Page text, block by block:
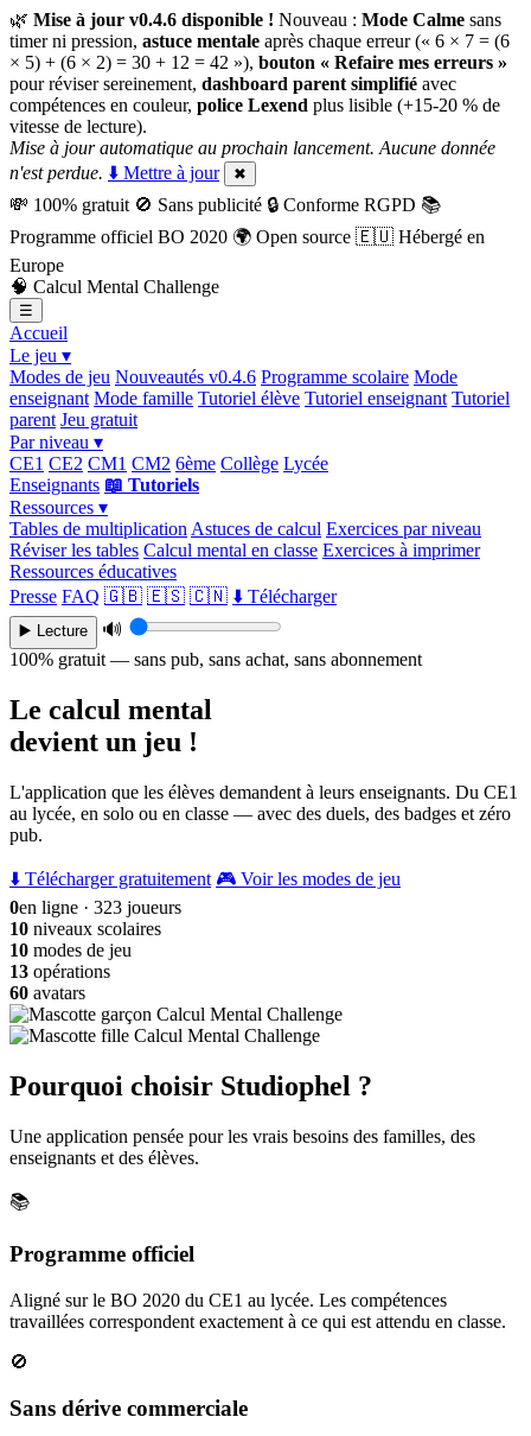
🌿 Mise à jour v0.4.6 disponible ! Nouveau : Mode Calme sans
timer ni pression, astuce mentale après chaque erreur (« 6 × 7 = (6
× 5) + (6 × 2) = 30 + 12 = 42 »), bouton « Refaire mes erreurs »
pour réviser sereinement, dashboard parent simplifié avec
compétences en couleur, police Lexend plus lisible (+15-20 % de
vitesse de lecture).
Mise à jour automatique au prochain lancement. Aucune donnée
n'est perdue. ⬇️ Mettre à jour ✖
💸 100% gratuit 🚫 Sans publicité 🔒 Conforme RGPD 📚
Programme officiel BO 2020 🌍 Open source 🇪🇺 Hébergé en
Europe
🧠 Calcul Mental Challenge
☰
Accueil
Le jeu ▾
Modes de jeu Nouveautés v0.4.6 Programme scolaire Mode
enseignant Mode famille Tutoriel élève Tutoriel enseignant Tutoriel
parent Jeu gratuit
Par niveau ▾
CE1 CE2 CM1 CM2 6ème Collège Lycée
Enseignants 📖 Tutoriels
Ressources ▾
Tables de multiplication Astuces de calcul Exercices par niveau
Réviser les tables Calcul mental en classe Exercices à imprimer
Ressources éducatives
Presse FAQ 🇬🇧 🇪🇸 🇨🇳 ⬇️ Télécharger
▶️ Lecture
🔊
100% gratuit — sans pub, sans achat, sans abonnement
Le calcul mental
devient un jeu !
L'application que les élèves demandent à leurs enseignants. Du CE1
au lycée, en solo ou en classe — avec des duels, des badges et zéro
pub.
⬇️ Télécharger gratuitement 🎮 Voir les modes de jeu
0en ligne · 323 joueurs
10 niveaux scolaires
10 modes de jeu
13 opérations
60 avatars
Pourquoi choisir Studiophel ?
Une application pensée pour les vrais besoins des familles, des
enseignants et des élèves.
📚
Programme officiel
Aligné sur le BO 2020 du CE1 au lycée. Les compétences
travaillées correspondent exactement à ce qui est attendu en classe.
🚫
Sans dérive commerciale